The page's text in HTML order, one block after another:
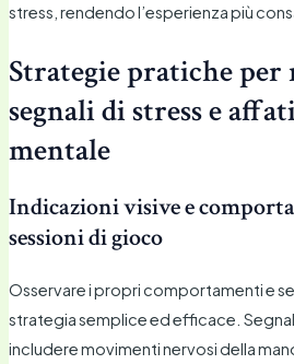
stress, rendendo l’esperienza più
Strategie pratiche per
segnali di stress e
mentale
Indicazioni visive e
sessioni di gioco
Osservare i propri comportamenti e
strategia semplice ed efficace.
includere movimenti nervosi della